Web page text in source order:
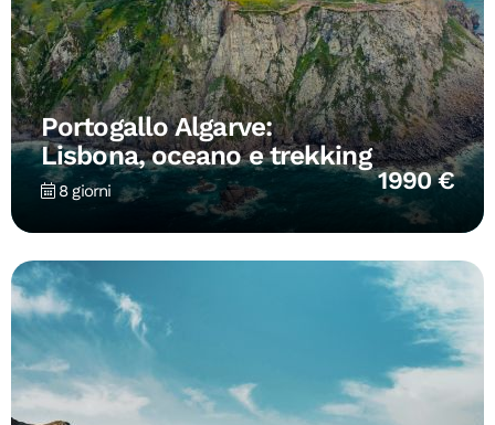
Portogallo Algarve:
Lisbona, oceano e trekking
8 giorni 1990 €